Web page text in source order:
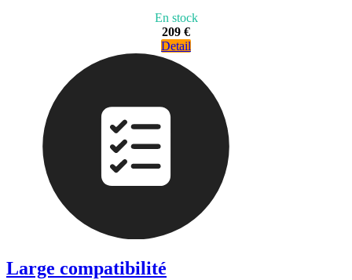
En stock
209 €
Detail
Large compatibilité